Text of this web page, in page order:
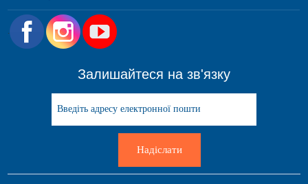
.
Залишайтеся на зв'язку
Надіслати